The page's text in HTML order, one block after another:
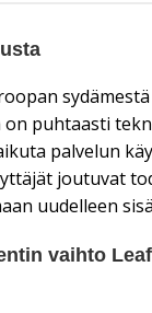
on puhtaasti
palvelun
joutuvat
uudelleen
vaihto